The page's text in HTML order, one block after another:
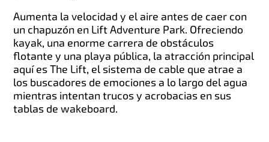
Aumenta la velocidad y el aire antes de caer con
un chapuzón en Lift Adventure Park. Ofreciendo
kayak, una enorme carrera de obstáculos
flotante y una playa pública, la atracción principal
aquí es The Lift, el sistema de cable que atrae a
los buscadores de emociones a lo largo del agua
mientras intentan trucos y acrobacias en sus
tablas de wakeboard.